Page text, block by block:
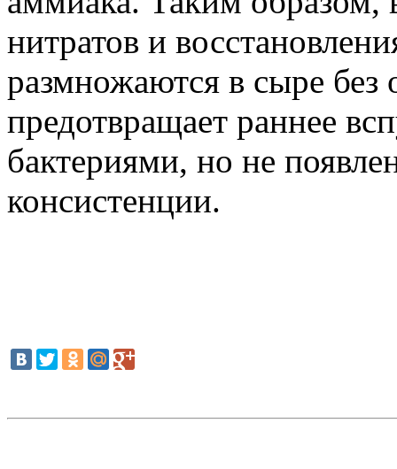
нитратов и
размножаются в сыре без
предотвращает раннее
бактериями, но не
консистенции.